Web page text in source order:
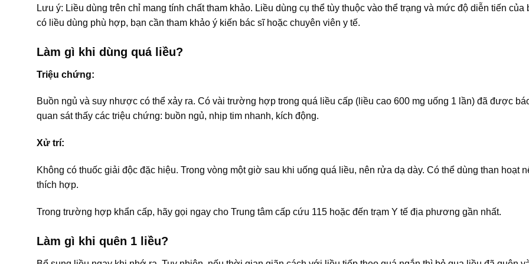
Lưu ý: Liều dùng trên chỉ mang tính chất tham khảo. Liều dùng cụ thể tùy thuộc vào thể trạng và mức độ diễn tiến của
có liều dùng phù hợp, bạn cần tham khảo ý kiến bác sĩ hoặc chuyên viên y tế.
Làm gì khi dùng quá liều?
Triệu chứng:
Buồn ngủ và suy nhược có thể xảy ra. Có vài trường hợp trong quá liều cấp (liều cao 600 mg uống 1 lần) đã được
quan sát thấy các triệu chứng: buồn ngủ, nhịp tim nhanh, kích động.
Xử trí:
Không có thuốc giải độc đặc hiệu. Trong vòng một giờ sau khi uống quá liều, nên rửa dạ dày. Có thể dùng than hoạt
thích hợp.
Trong trường hợp khẩn cấp, hãy gọi ngay cho Trung tâm cấp cứu 115 hoặc đến trạm Y tế địa phương gần nhất.
Làm gì khi quên 1 liều?